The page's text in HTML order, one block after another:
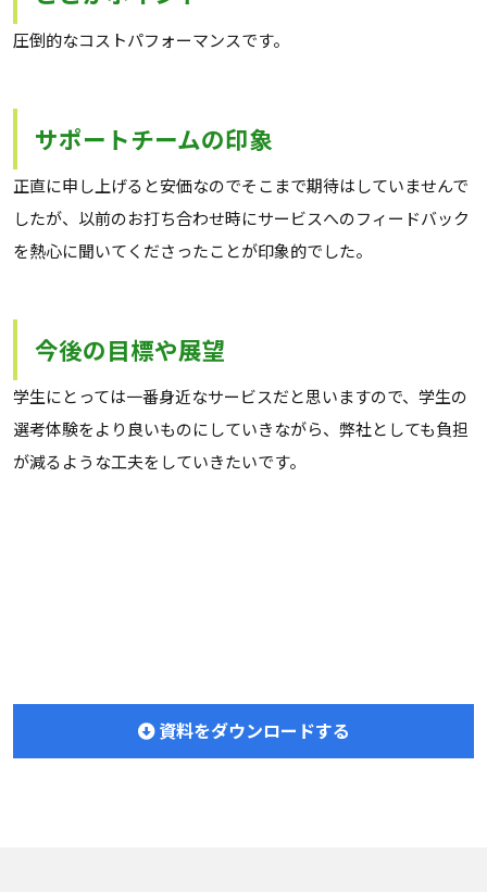
圧倒的なコストパフォーマンスです。
サポートチームの印象
正直に申し上げると安価なのでそこまで期待はしていませんで
したが、以前のお打ち合わせ時にサービスへのフィードバック
を熱心に聞いてくださったことが印象的でした。
今後の目標や展望
学生にとっては一番身近なサービスだと思いますので、学生の
選考体験をより良いものにしていきながら、弊社としても負担
が減るような工夫をしていきたいです。
資料をダウンロードする